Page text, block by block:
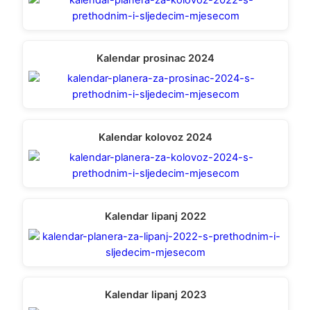
Kalendar prosinac 2024
Kalendar kolovoz 2024
Kalendar lipanj 2022
Kalendar lipanj 2023